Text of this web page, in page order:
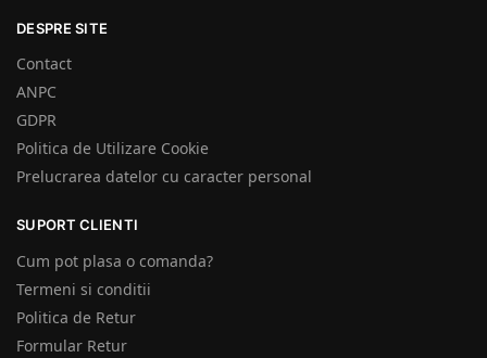
DESPRE SITE
Contact
ANPC
GDPR
Politica de Utilizare Cookie
Prelucrarea datelor cu caracter personal
SUPORT CLIENTI
Cum pot plasa o comanda?
Termeni si conditii
Politica de Retur
Formular Retur